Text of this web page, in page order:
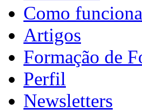
Como funciona
Artigos
Formação de
Perfil
Newsletters